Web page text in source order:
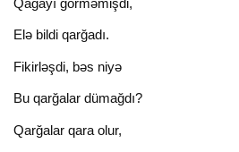
Qağayı görməmişdi,
Elə bildi qarğadı.
Fikirləşdi, bəs niyə
Bu qarğalar dümağdı?
Qarğalar qara olur,